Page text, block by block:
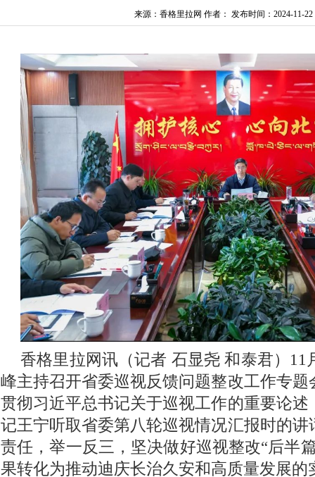
来源：香格里拉网 作者： 发布时间：2024-11-22
香格里拉网讯（记者 石显尧 和泰君）11
峰主持召开省委巡视反馈问题整改工作专
贯彻习近平总书记关于巡视工作的重要论
记王宁听取省委第八轮巡视情况汇报时的
责任，举一反三，坚决做好巡视整改“后半
果转化为推动迪庆长治久安和高质量发展的